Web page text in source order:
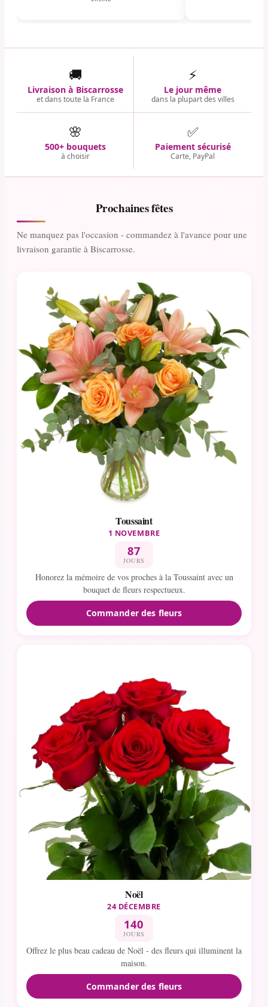
🚚
Livraison à Biscarrosse
et dans toute la France
⚡
Le jour même
dans la plupart des villes
🌸
500+ bouquets
à choisir
✅
Paiement sécurisé
Carte, PayPal
Prochaines fêtes
Ne manquez pas l'occasion - commandez à l'avance pour une
livraison garantie à Biscarrosse.
Toussaint
1 NOVEMBRE
87
JOURS
Honorez la mémoire de vos proches à la Toussaint avec un
bouquet de fleurs respectueux.
Commander des fleurs
Noël
24 DÉCEMBRE
140
JOURS
Offrez le plus beau cadeau de Noël - des fleurs qui illuminent la
maison.
Commander des fleurs